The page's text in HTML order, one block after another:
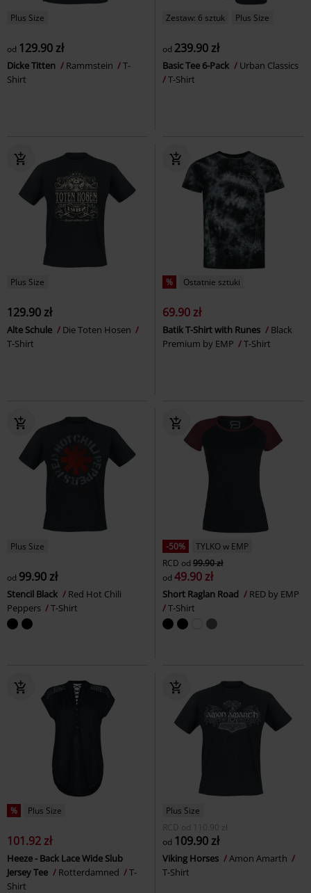
Plus Size
od 129.90 zł
Dicke Titten Rammstein
T-
Shirt
Zestaw: 6 sztuk Plus Size
od 239.90 zł
Basic Tee 6-Pack
Urban Classics
T-Shirt
Plus Size
129.90 zł
Alte Schule
Die Toten Hosen
T-Shirt
% Ostatnie sztuki
69.90 zł
Batik T-Shirt with Runes
Black
Premium by EMP
T-Shirt
Plus Size
od 99.90 zł
Stencil Black
Red Hot Chili
Peppers
T-Shirt
-50%
TYLKO w EMP
RCD od 99.90 zł
od 49.90 zł
Short Raglan Road
RED by EMP
T-Shirt
% Plus Size
101.92 zł
Heeze - Back Lace Wide Slub
Jersey Tee
Rotterdamned
T-
Shirt
Plus Size
RCD
od 110.90 zł
od 109.90 zł
Viking Horses
Amon Amarth
T-Shirt